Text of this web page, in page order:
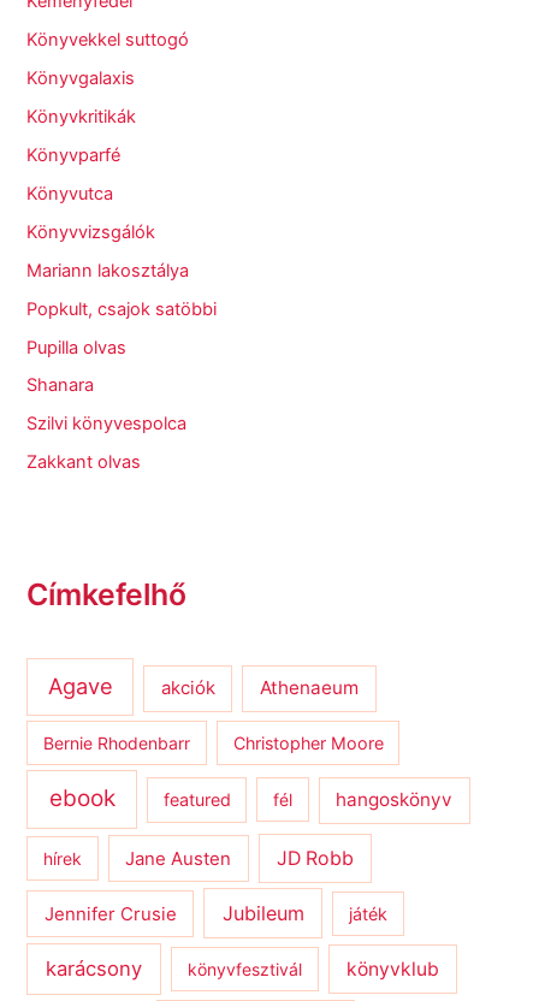
Könyvekkel suttogó
Könyvgalaxis
Könyvkritikák
Könyvparfé
Könyvutca
Könyvvizsgálók
Mariann lakosztálya
Popkult, csajok satöbbi
Pupilla olvas
Shanara
Szilvi könyvespolca
Zakkant olvas
Címkefelhő
Agave akciók Athenaeum
Bernie Rhodenbarr Christopher Moore
ebook featured fél hangoskönyv
hírek Jane Austen JD Robb
Jennifer Crusie Jubileum játék
karácsony könyvfesztivál könyvklub